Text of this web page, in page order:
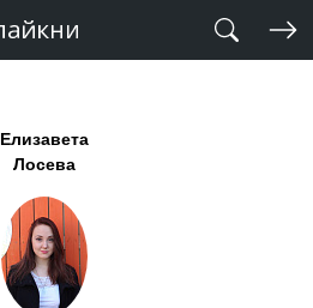
Елизавета
Лосева